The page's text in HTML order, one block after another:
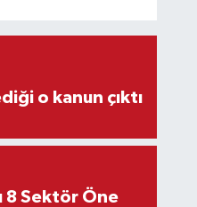
beklediği o kanun çıktı
8 Sektör Öne